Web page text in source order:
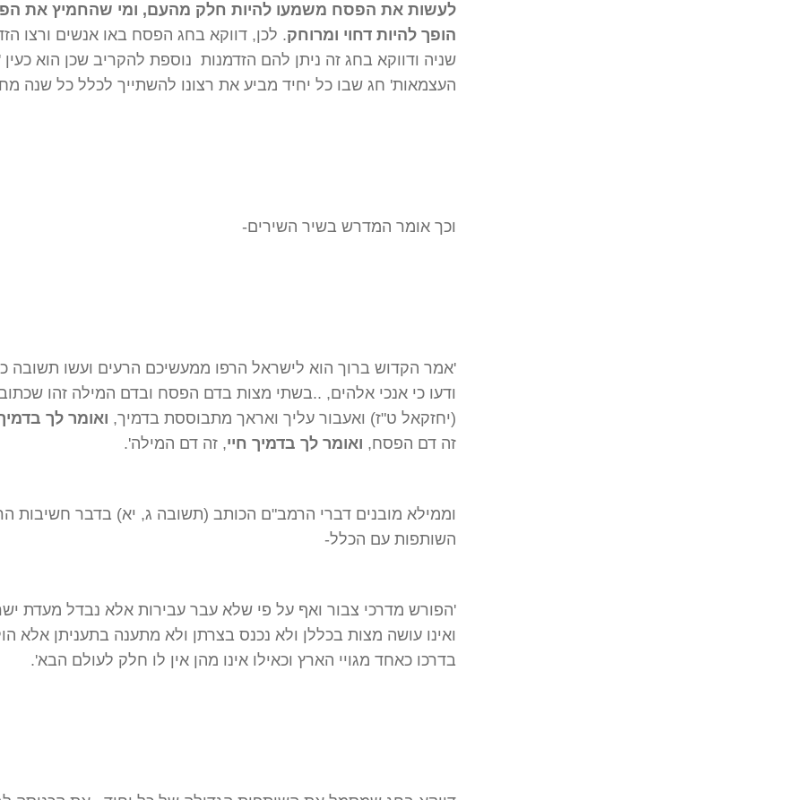
לעשות את הפסח משמעו להיות חלק מהעם, ומי שהחמיץ את
הופך להיות דחוי ומרוחק. לכן, דווקא בחג הפסח באו אנשים ורצו
שניה ודווקא בחג זה ניתן להם הזדמנות נוספת להקריב שכן הוא כעין
העצמאות' חג שבו כל יחיד מביע את רצונו להשתייך לכלל כל שנה
וכך אומר המדרש בשיר השירים-
'אמר הקדוש ברוך הוא לישראל הרפו ממעשיכם הרעים ועשו תשובה
ודעו כי אנכי אלהים, ..בשתי מצות בדם הפסח ובדם המילה זהו
(יחזקאל ט"ז) ואעבור עליך ואראך מתבוססת בדמיך, ואומר לך
זה דם הפסח, ואומר לך בדמיך חיי, זה דם המילה'.
וממילא מובנים דברי הרמב"ם הכותב (תשובה ג, יא) בדבר חשיבות
השותפות עם הכלל-
'הפורש מדרכי צבור ואף על פי שלא עבר עבירות אלא נבדל מעדת
ואינו עושה מצות בכללן ולא נכנס בצרתן ולא מתענה בתעניתן אלא
בדרכו כאחד מגויי הארץ וכאילו אינו מהן אין לו חלק לעולם הבא'.